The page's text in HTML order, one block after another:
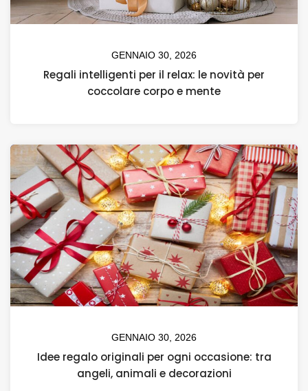
GENNAIO 30, 2026
Regali intelligenti per il relax: le novità per
coccolare corpo e mente
GENNAIO 30, 2026
Idee regalo originali per ogni occasione: tra
angeli, animali e decorazioni